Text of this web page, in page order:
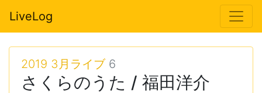
LiveLog
2019 3月ライブ6
さくらのうた / 福田洋介